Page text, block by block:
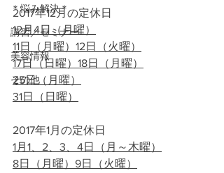
＊悩み解決＊
講習／セミナー
美容情報
その他
2017年12月の定休日
12月4日（月曜）
11日（月曜）12日（火曜）
17日（日曜）18日（月曜）
25日（月曜）
31日（日曜）
2017年1月の定休日
1月1、2、3、4日（月～木曜）
8日（月曜）9日（火曜）